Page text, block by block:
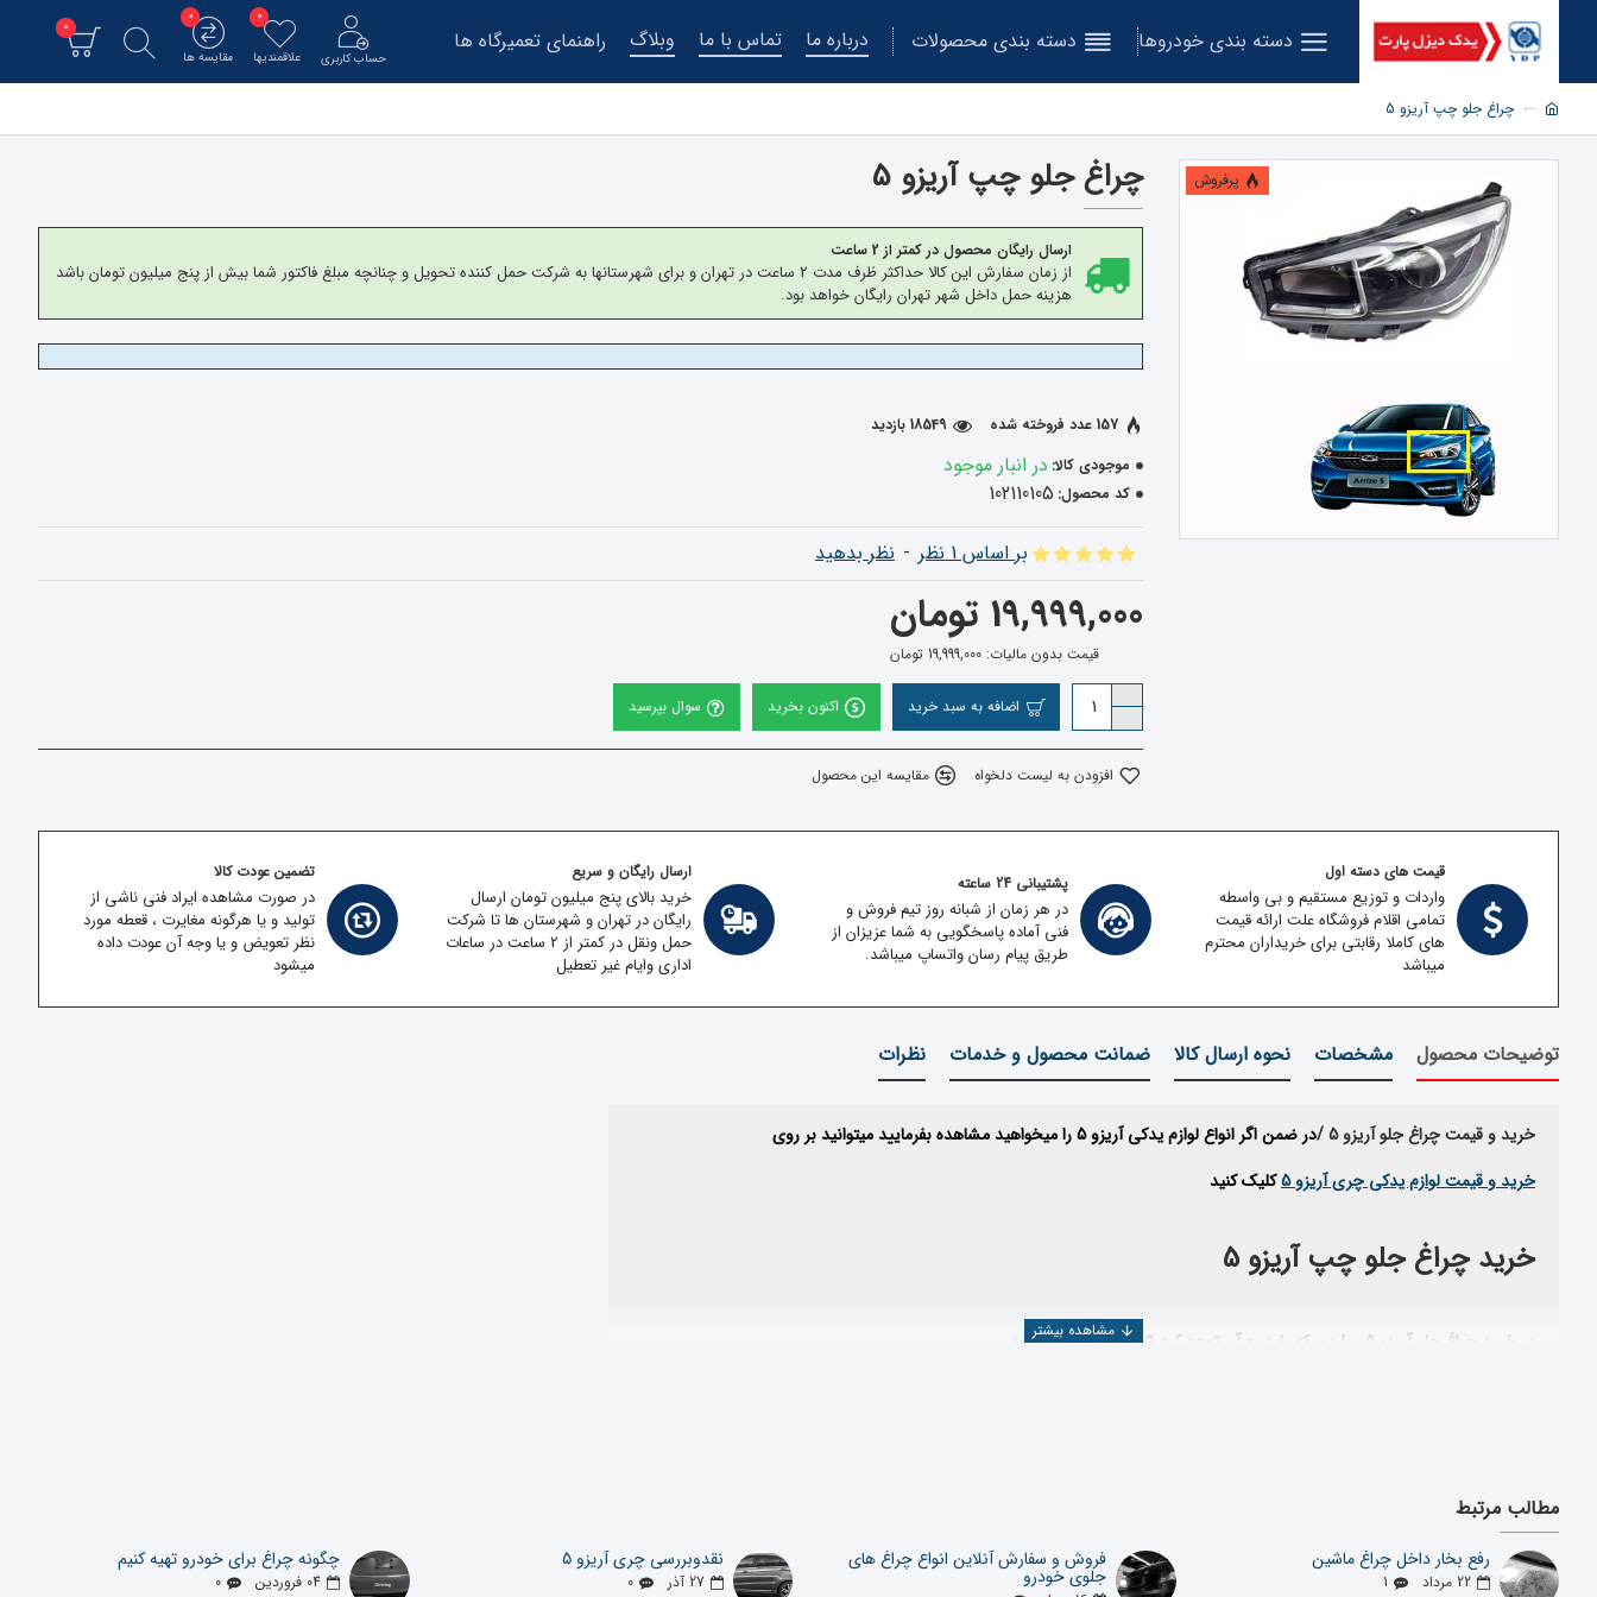
دسته بندی خودروها دسته بندی محصولات درباره ما تماس با ما وبلاگ راهنمای تعمیرگاه ها
حساب کاربری علاقمندیها
0
مقایسه ها
0
0
چراغ جلو چپ آریزو 5
پرفروش چراغ جلو چپ آریزو 5
ارسال رایگان محصول در کمتر از 2 ساعت
از زمان سفارش این کالا حداکثر ظرف مدت 2 ساعت در تهران و برای شهرستانها به شرکت حمل کننده تحویل و چنانچه مبلغ فاکتور شما بیش از پنج میلیون تومان باشد
هزینه حمل داخل شهر تهران رایگان خواهد بود.
موجودی کالا: در انبار موجود
کد محصول: 102110105
157 عدد فروخته شده 18549 بازدید
بر اساس 1 نظر - نظر بدهید
19,999,000 تومان
قیمت بدون مالیات: 19,999,000 تومان
اضافه به سبد خرید اکنون بخرید سوال بپرسید
افزودن به لیست دلخواه مقایسه این محصول
قیمت های دسته اول
واردات و توزیع مستقیم و بی واسطه
تمامی اقلام فروشگاه علت ارائه قیمت
های کاملا رقابتی برای خریداران محترم
میباشد
پشتیبانی 24 ساعته
در هر زمان از شبانه روز تیم فروش و
فنی آماده پاسخگویی به شما عزیزان از
طریق پیام رسان واتساپ میباشد.
ارسال رایگان و سریع
خرید بالای پنج میلیون تومان ارسال
رایگان در تهران و شهرستان ها تا شرکت
حمل ونقل در کمتر از 2 ساعت در ساعات
اداری وایام غیر تعطیل
تضمین عودت کالا
در صورت مشاهده ایراد فنی ناشی از
تولید و یا هرگونه مغایرت ، قعطه مورد
نظر تعویض و یا وجه آن عودت داده
میشود
توضیحات محصول مشخصات نحوه ارسال کالا ضمانت محصول و خدمات نظرات
خرید و قیمت چراغ جلو آریزو 5 /
در ضمن اگر انواع لوازم یدکی آریزو 5 را میخواهید مشاهده بفرمایید میتوانید بر روی
خرید و قیمت لوازم یدکی چری آریزو 5 کلیک کنید
خریدچراغ جلو چپ آریزو 5
در خرید چراغ جلو آریزو 5 مواردی که باید به آن توجه کرد شامل موارد زیر میباشد
المللی تهیه و عرضه می نماید
مطالب مرتبط
رفع بخار داخل چراغ ماشین
22 مرداد 1
فروش و سفارش آنلاین انواع چراغ های
جلوی خودرو
نقدوبررسی چری آریزو 5
27 آذر 0
چگونه چراغ برای خودرو تهیه کنیم
04 فروردین 0